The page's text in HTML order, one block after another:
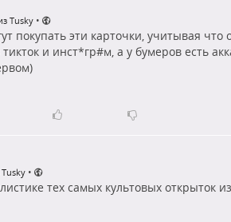
Tusky •
покупать эти карточки, учитывая что
и инст*гр#м, а у бумеров есть
Tusky •
тех самых культовых открыток